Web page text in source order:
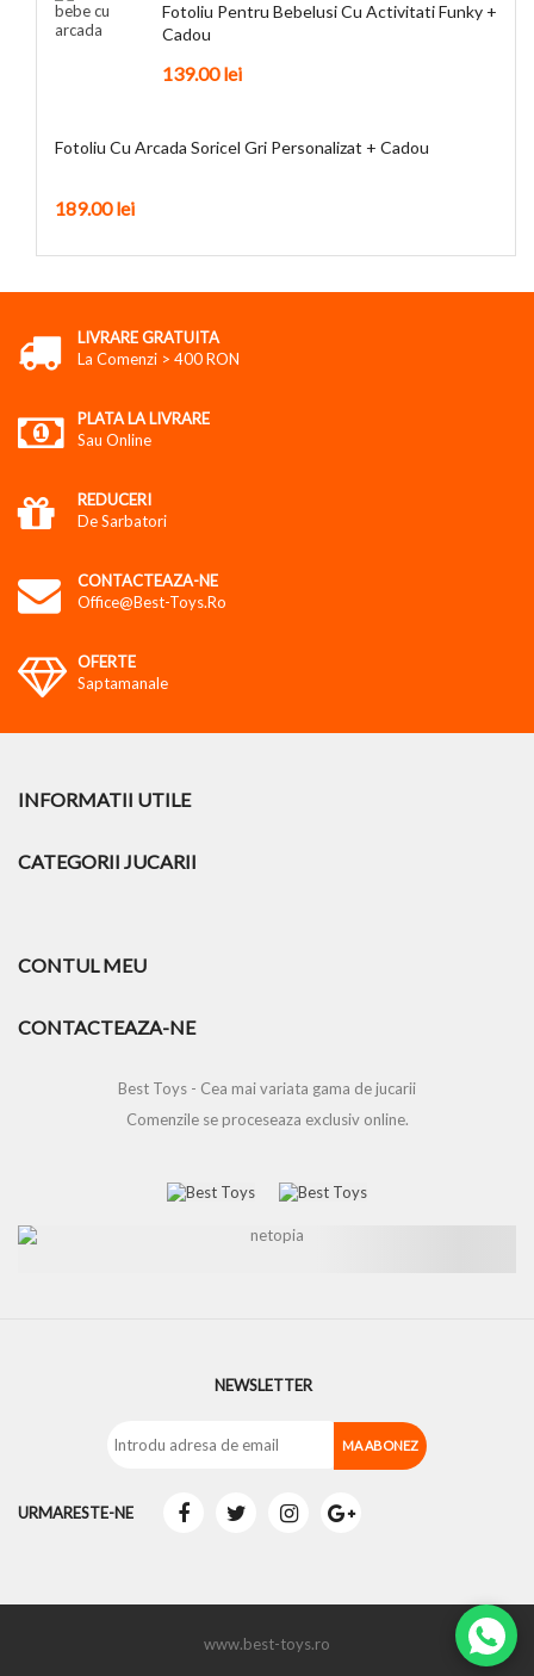
Fotoliu Pentru Bebelusi Cu Activitati Funky +
Cadou
139.00lei
Fotoliu Cu Arcada Soricel Gri Personalizat + Cadou
189.00lei
LIVRARE GRATUITA
La Comenzi > 400 RON
PLATA LA LIVRARE
Sau Online
REDUCERI
De Sarbatori
CONTACTEAZA-NE
Office@best-Toys.ro
OFERTE
Saptamanale
INFORMATII UTILE
CATEGORII JUCARII
CONTUL MEU
CONTACTEAZA-NE
Best Toys - Cea mai variata gama de jucarii
Comenzile se proceseaza exclusiv online.
NEWSLETTER
URMARESTE-NE
www.best-toys.ro